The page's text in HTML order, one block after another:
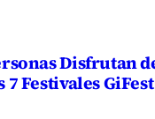
Disfrutan
Festivales GiFest